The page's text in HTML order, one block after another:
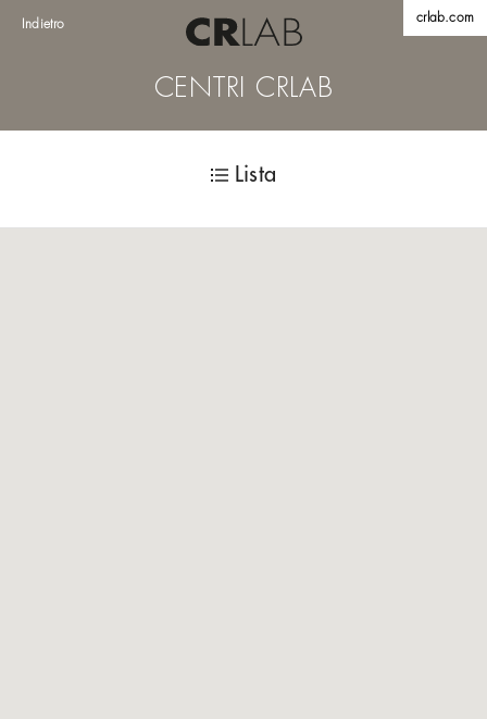
Indietro crlab.com
CENTRI CRLAB
Lista